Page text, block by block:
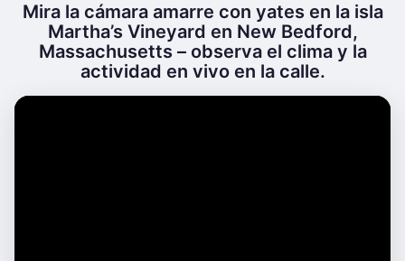
Mira la cámara amarre con yates en la isla
Martha’s Vineyard en New Bedford,
Massachusetts – observa el clima y la
actividad en vivo en la calle.